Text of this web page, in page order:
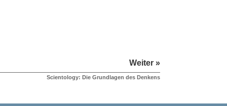
Weiter »
Scientology: Die Grundlagen des Denkens